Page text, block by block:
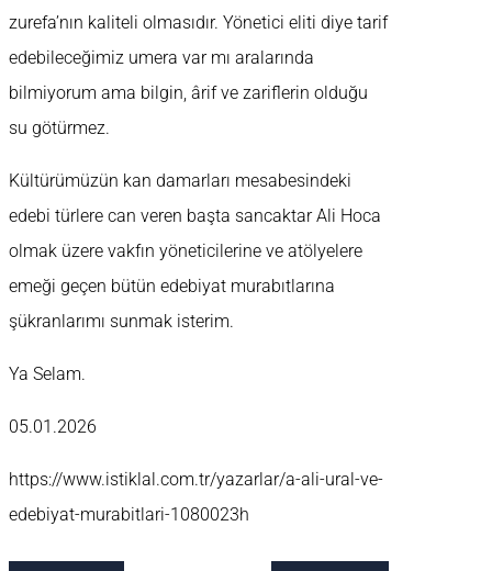
zurefa’nın kaliteli olmasıdır. Yönetici eliti diye tarif
edebileceğimiz umera var mı aralarında
bilmiyorum ama bilgin, ârif ve zariflerin olduğu
su götürmez.
Kültürümüzün kan damarları mesabesindeki
edebi türlere can veren başta sancaktar Ali Hoca
olmak üzere vakfın yöneticilerine ve atölyelere
emeği geçen bütün edebiyat murabıtlarına
şükranlarımı sunmak isterim.
Ya Selam.
05.01.2026
https://www.istiklal.com.tr/yazarlar/a-ali-ural-ve-
edebiyat-murabitlari-1080023h